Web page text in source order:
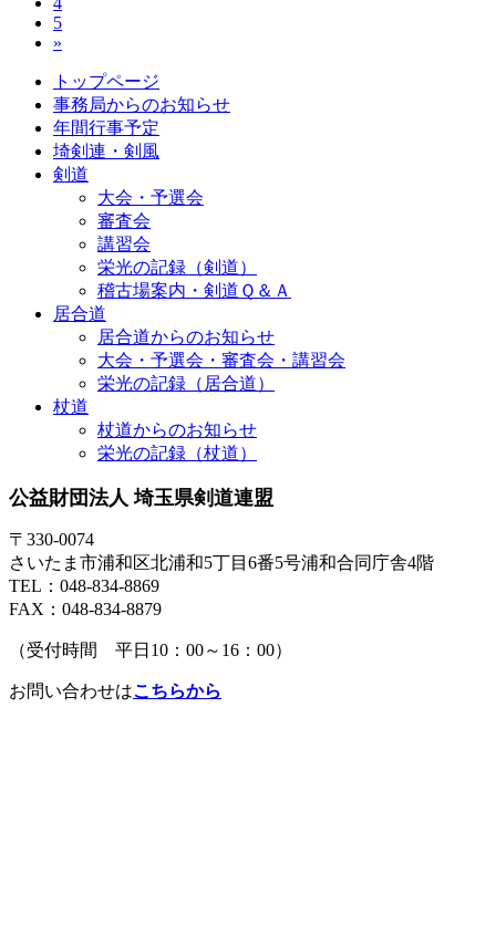
5
»
トップページ
事務局からのお知らせ
年間行事予定
埼剣連・剣風
剣道
大会・予選会
審査会
講習会
栄光の記録（剣道）
稽古場案内・剣道Ｑ＆Ａ
居合道
居合道からのお知らせ
大会・予選会・審査会・講習会
栄光の記録（居合道）
杖道
杖道からのお知らせ
栄光の記録（杖道）
公益財団法人 埼玉県剣道連盟
〒330-0074
さいたま市浦和区北浦和5丁目6番5号浦和合同庁舎4階
TEL：048-834-8869
FAX：048-834-8879
（受付時間 平日10：00～16：00）
お問い合わせはこちらから